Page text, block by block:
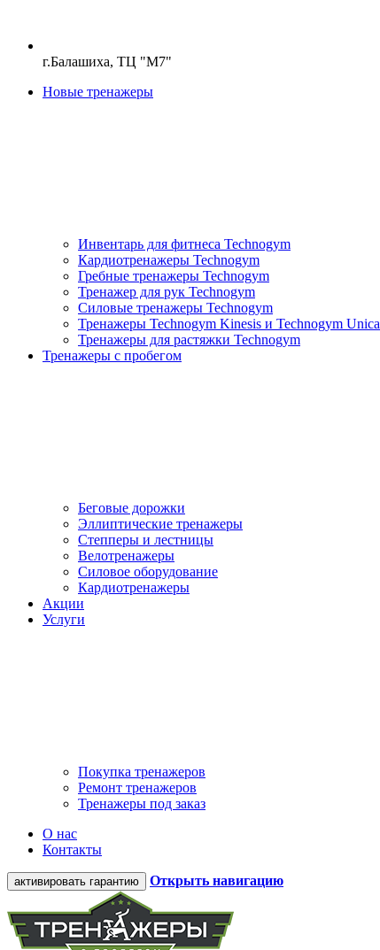
г.Балашиха, ТЦ "М7"
Новые тренажеры
Инвентарь для фитнеса Technogym
Кардиотренажеры Technogym
Гребные тренажеры Technogym
Тренажер для рук Technogym
Силовые тренажеры Technogym
Тренажеры Technogym Kinesis и Technogym Unica
Тренажеры для растяжки Technogym
Тренажеры с пробегом
Беговые дорожки
Эллиптические тренажеры
Степперы и лестницы
Велотренажеры
Силовое оборудование
Кардиотренажеры
Акции
Услуги
Покупка тренажеров
Ремонт тренажеров
Тренажеры под заказ
О нас
Контакты
активировать гарантию Открыть навигацию